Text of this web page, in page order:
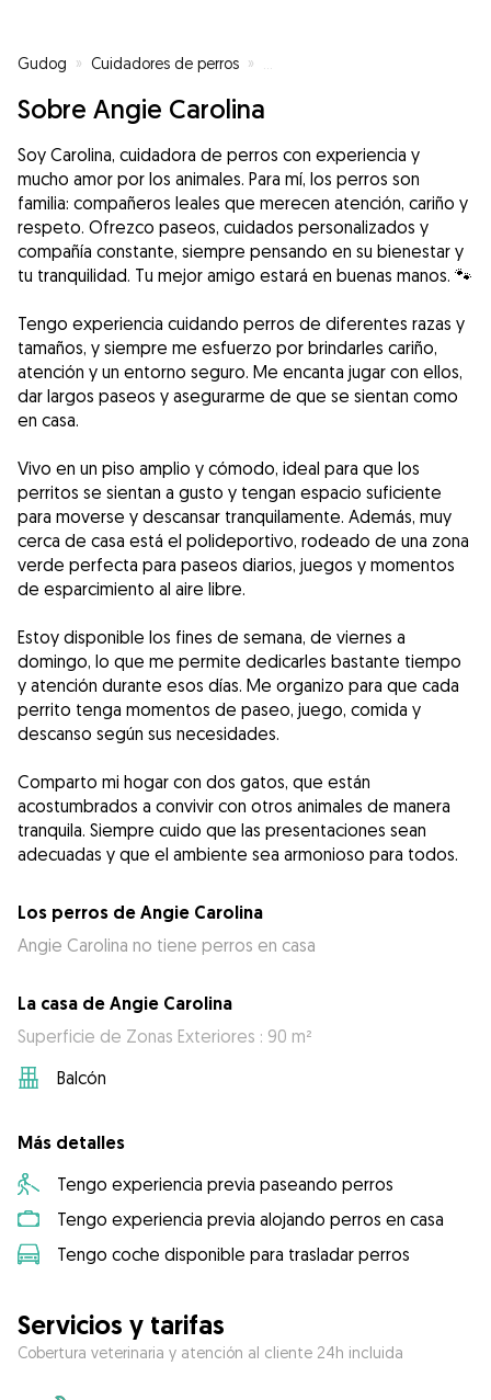
Gudog » Cuidadores de perros »
Sobre Angie Carolina
Soy Carolina, cuidadora de perros con experiencia y
mucho amor por los animales. Para mí, los perros son
familia: compañeros leales que merecen atención, cariño y
respeto. Ofrezco paseos, cuidados personalizados y
compañía constante, siempre pensando en su bienestar y
tu tranquilidad. Tu mejor amigo estará en buenas manos. 🐾
Tengo experiencia cuidando perros de diferentes razas y
tamaños, y siempre me esfuerzo por brindarles cariño,
atención y un entorno seguro. Me encanta jugar con ellos,
dar largos paseos y asegurarme de que se sientan como
en casa.
Vivo en un piso amplio y cómodo, ideal para que los
perritos se sientan a gusto y tengan espacio suficiente
para moverse y descansar tranquilamente. Además, muy
cerca de casa está el polideportivo, rodeado de una zona
verde perfecta para paseos diarios, juegos y momentos
de esparcimiento al aire libre.
Estoy disponible los fines de semana, de viernes a
domingo, lo que me permite dedicarles bastante tiempo
y atención durante esos días. Me organizo para que cada
perrito tenga momentos de paseo, juego, comida y
descanso según sus necesidades.
Comparto mi hogar con dos gatos, que están
acostumbrados a convivir con otros animales de manera
tranquila. Siempre cuido que las presentaciones sean
adecuadas y que el ambiente sea armonioso para todos.
Los perros de Angie Carolina
Angie Carolina no tiene perros en casa
La casa de Angie Carolina
Superficie de Zonas Exteriores : 90 m²
Balcón
Más detalles
Tengo experiencia previa paseando perros
Tengo experiencia previa alojando perros en casa
Tengo coche disponible para trasladar perros
Servicios y tarifas
Cobertura veterinaria y atención al cliente 24h incluida